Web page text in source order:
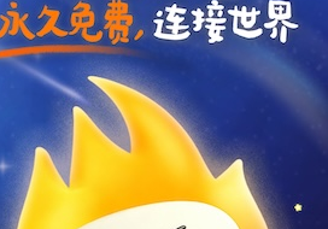
支持[0] 反对[0]
支持[0] 反对[0]